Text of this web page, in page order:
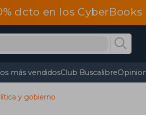
dcto en los
más vendidosClub Buscalibre
y gobierno